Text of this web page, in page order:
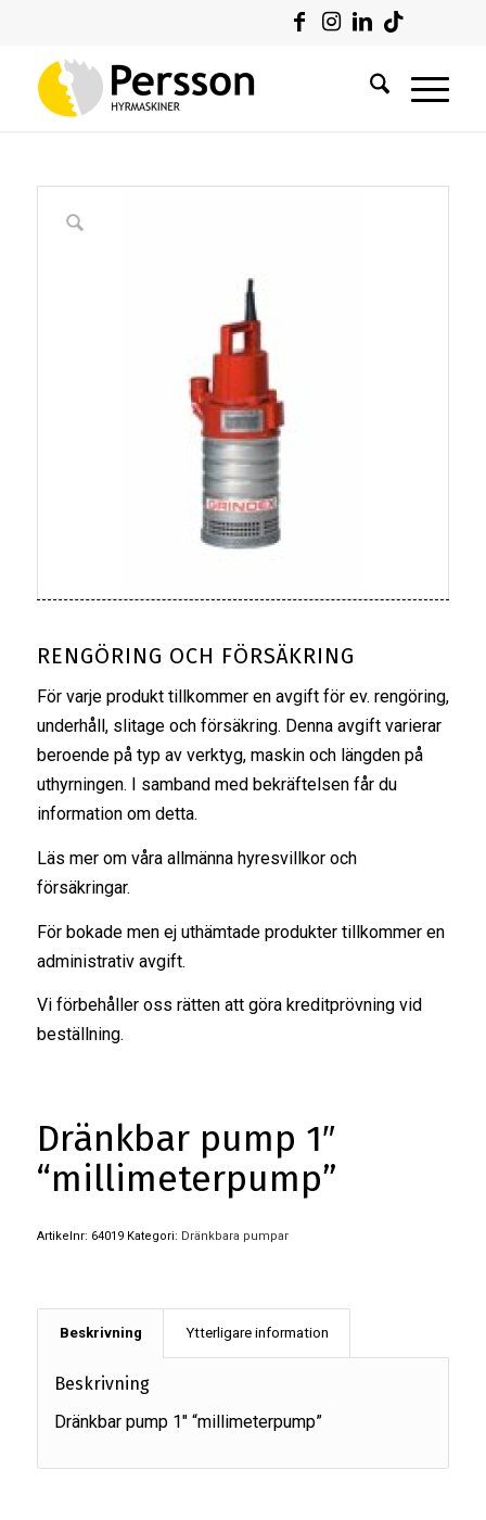
RENGÖRING OCH FÖRSÄKRING
För varje produkt tillkommer en avgift för ev. rengöring,
underhåll, slitage och försäkring. Denna avgift varierar
beroende på typ av verktyg, maskin och längden på
uthyrningen. I samband med bekräftelsen får du
information om detta.
Läs mer om våra allmänna hyresvillkoroch
försäkringar.
För bokade men ej uthämtade produkter tillkommer en
administrativ avgift.
Vi förbehåller oss rätten att göra kreditprövning vid
beställning.
Dränkbar pump 1″
“millimeterpump”
Artikelnr: 64019 Kategori: Dränkbara pumpar
Beskrivning Ytterligare information
Beskrivning
Dränkbar pump 1″ “millimeterpump”